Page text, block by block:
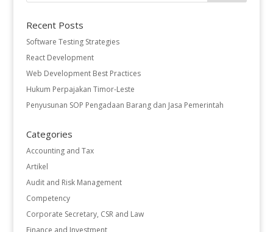
Recent Posts
Software Testing Strategies
React Development
Web Development Best Practices
Hukum Perpajakan Timor-Leste
Penyusunan SOP Pengadaan Barang dan Jasa Pemerintah
Categories
Accounting and Tax
Artikel
Audit and Risk Management
Competency
Corporate Secretary, CSR and Law